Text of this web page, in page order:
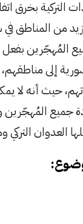
التركية بخرق
من المناطق
بفعل
إلى
حيث أنه لا
المُهجّرين
العدوان التركي